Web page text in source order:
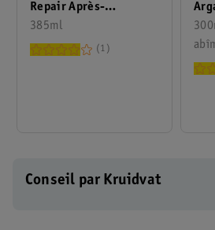
Repair Après-
Shampoing
385ml
1
Conseil par Kruidvat